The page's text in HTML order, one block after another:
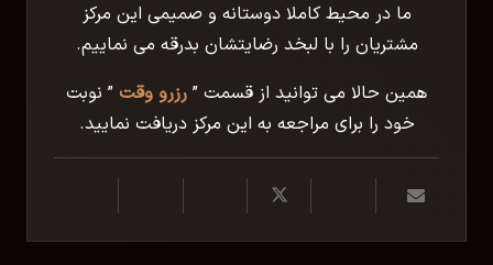
ما در محیط کاملا دوستانه و صمیمی این مرکز
مشتریان را با لبخد رضایتشان بدرقه می نماییم.
همین حالا می توانید از قسمت ” رزرو وقت ” نوبت
خود را برای مراجعه به این مرکز دریافت نمایید.